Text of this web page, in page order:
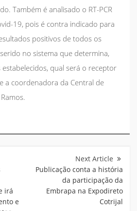
Também é analisado o RT-PCR
19, pois é contra indicado para
positivos de todos os
no sistema que determina,
qual será o receptor
a coordenadora da Central de
irá
e
Publicação conta a história
da participação da
Embrapa na Expodireto
Cotrijal